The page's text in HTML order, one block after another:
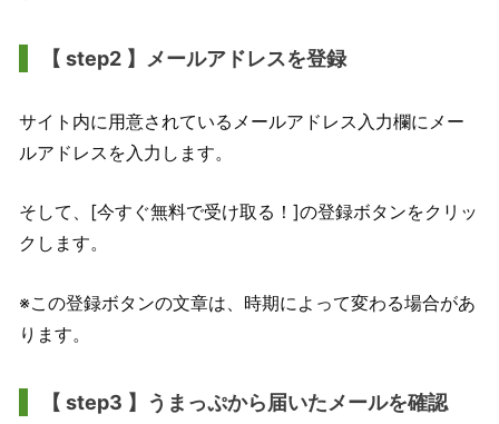
【 step2 】メールアドレスを登録
サイト内に用意されているメールアドレス入力欄にメー
ルアドレスを入力します。
そして、[今すぐ無料で受け取る！]の登録ボタンをクリッ
クします。
※この登録ボタンの文章は、時期によって変わる場合があ
ります。
【 step3 】うまっぷから届いたメールを確認